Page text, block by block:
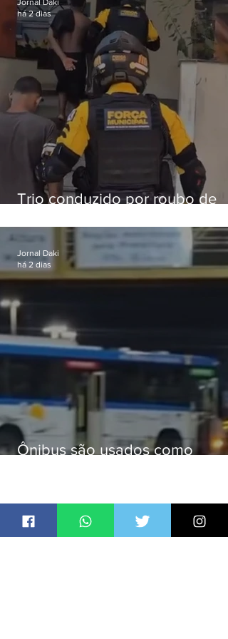
Trio conduzido por roubo de
passagens
há 2 dias
Ônibus são usados como
Jornal Daki
há 2 dias